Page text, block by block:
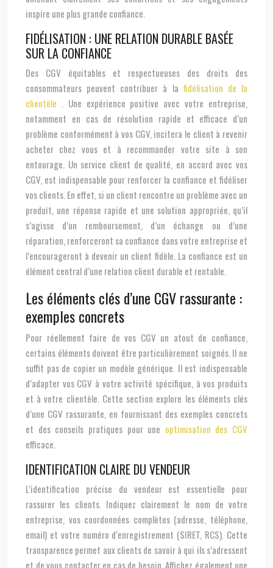
inspire une plus grande confiance.
FIDÉLISATION : UNE RELATION DURABLE BASÉE
SUR LA CONFIANCE
Des CGV équitables et respectueuses des droits des
consommateurs peuvent contribuer à la fidélisation de la
clientèle
. Une expérience positive avec votre entreprise,
notamment en cas de résolution rapide et efficace d’un
problème conformément à vos CGV, incitera le client à revenir
acheter chez vous et à recommander votre site à son
entourage. Un service client de qualité, en accord avec vos
CGV, est indispensable pour renforcer la confiance et fidéliser
vos clients. En effet, si un client rencontre un problème avec un
produit, une réponse rapide et une solution appropriée, qu’il
s’agisse d’un remboursement, d’un échange ou d’une
réparation, renforceront sa confiance dans votre entreprise et
l’encourageront à devenir un client fidèle. La confiance est un
élément central d’une relation client durable et rentable.
Les éléments clés d’une CGV rassurante :
exemples concrets
Pour réellement faire de vos CGV un atout de confiance,
certains éléments doivent être particulièrement soignés. Il ne
suffit pas de copier un modèle générique. Il est indispensable
d’adapter vos CGV à votre activité spécifique, à vos produits
et à votre clientèle. Cette section explore les éléments clés
d’une CGV rassurante, en fournissant des exemples concrets
et des conseils pratiques pour une optimisation des CGV
efficace.
IDENTIFICATION CLAIRE DU VENDEUR
L’identification précise du vendeur est essentielle pour
rassurer les clients. Indiquez clairement le nom de votre
entreprise, vos coordonnées complètes (adresse, téléphone,
email) et votre numéro d’enregistrement (SIRET, RCS). Cette
transparence permet aux clients de savoir à qui ils s’adressent
et de vous contacter en cas de besoin. Affichez également une